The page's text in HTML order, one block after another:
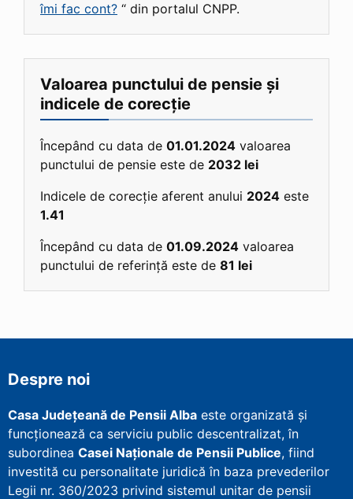
îmi fac cont? “ din portalul CNPP.
Valoarea punctului de pensie și
indicele de corecție
Începând cu data de 01.01.2024 valoarea
punctului de pensie este de 2032 lei
Indicele de corecție aferent anului 2024 este
1.41
Începând cu data de 01.09.2024 valoarea
punctului de referință este de 81 lei
Despre noi
Casa Județeană de Pensii Alba este organizată și
funcționează ca serviciu public descentralizat, în
subordinea Casei Naționale de Pensii Publice, fiind
investită cu personalitate juridică în baza prevederilor
Legii nr. 360/2023 privind sistemul unitar de pensii